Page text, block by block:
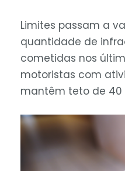
Limites passam a
quantidade de
cometidas nos
motoristas com
mantêm teto de 40